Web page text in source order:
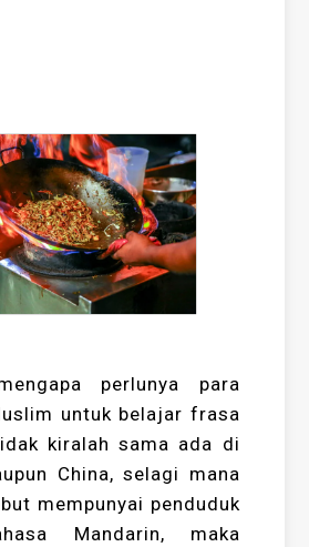
perlunya para
untuk belajar frasa
kiralah sama ada di
China, selagi mana
mempunyai penduduk
Mandarin, maka